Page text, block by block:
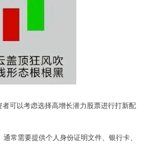
可以考虑选择高增长潜力股票进行打新配
常需要提供个人身份证明文件、银行卡、